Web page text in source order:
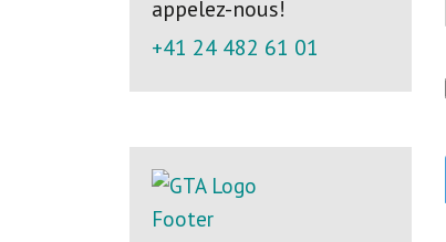
appelez-nous!
+41 24 482 61 01